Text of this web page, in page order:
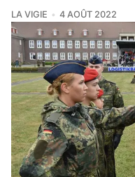
LA VIGIE 4 AOÛT 2022